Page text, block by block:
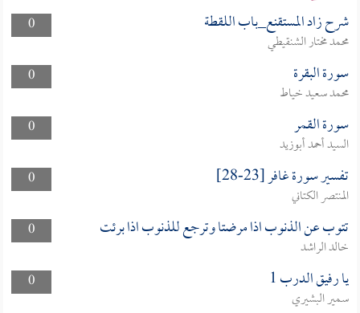
0 شرح زاد المستقنع_باب اللقطة
محمد مختار الشنقيطي
0
سورة البقرة
محمد سعيد خياط
0
سورة القمر
السيد أحمد أبوزيد
0
تفسير سورة غافر [23-28]
المنتصر الكتاني
0
تتوب عن الذنوب اذا مرضتا وترجع للذنوب اذا برئت
خالد الراشد
0
يا رفيق الدرب 1
سمير البشيري